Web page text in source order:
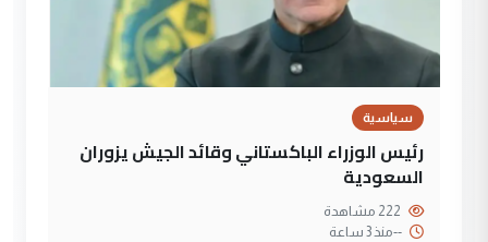
سياسية
رئيس الوزراء الباكستاني وقائد الجيش يزوران
السعودية
--منذ 3 ساعة